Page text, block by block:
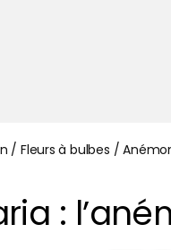
/ Fleurs à bulbes /
: